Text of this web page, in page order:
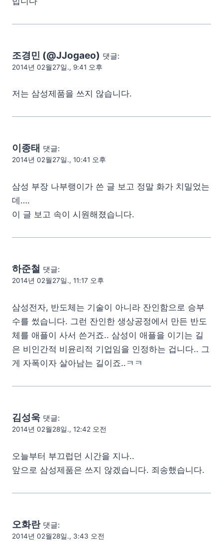
조경민 (@JJogaeo) 댓글:
2014년 02월27일., 9:41 오후
저는 삼성제품을 쓰지 않습니다.
이종태 댓글:
2014년 02월27일., 10:41 오후
삼성 부장 나부랭이가 쓴 글 보고 정말 화가 치밀었는
데….
이 글 보고 속이 시원해졌습니다.
하준철 댓글:
2014년 02월27일., 11:17 오후
삼성전자, 반도체는 기술이 아니라 잔인함으로 승부
수를 썼습니다. 그런 잔인한 생상공정에서 만든 반도
체를 애플이 사서 쓴거죠.. 삼성이 애플을 이기는 길
은 비인간적 비윤리적 기업임을 인정하는 겁니다.. 그
게 자폭이자 살아남는 길이죠..ㅋㅋ
김성욱 댓글:
2014년 02월28일., 12:42 오전
오늘부터 부끄럽던 시간을 지나..
앞으로 삼성제품은 쓰지 않겠습니다. 죄송했습니다.
오화란 댓글:
2014년 02월28일., 3:43 오전